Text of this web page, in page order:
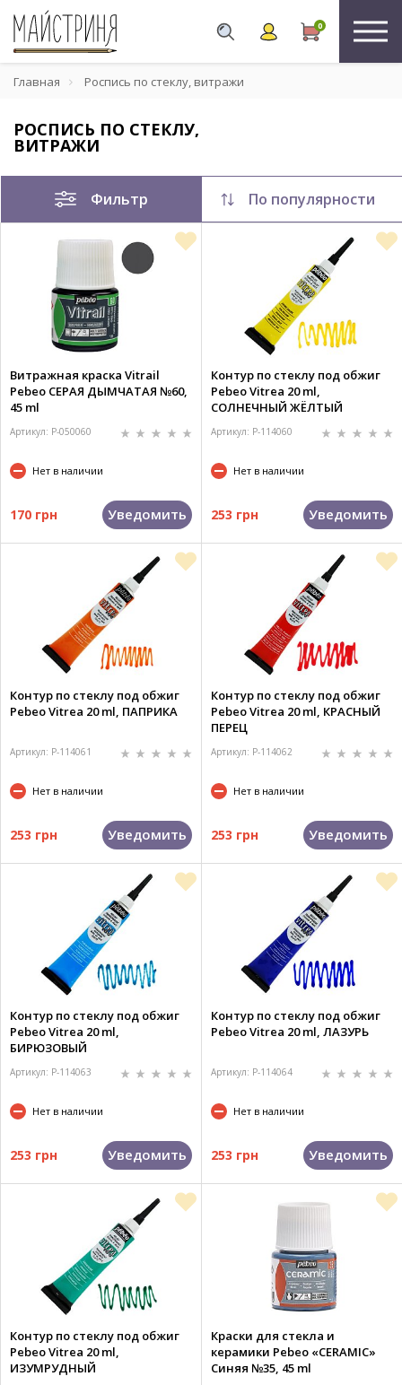
0
Главная Роспись по стеклу, витражи
РОСПИСЬ ПО СТЕКЛУ,
ВИТРАЖИ
Фильтр По популярности
Витражная краска Vitrail
Pebeo СЕРАЯ ДЫМЧАТАЯ №60,
45 ml
Артикул: P-050060
Нет в наличии
170 грн Уведомить
Контур по стеклу под обжиг
Pebeo Vitrea 20 ml,
СОЛНЕЧНЫЙ ЖЁЛТЫЙ
Артикул: P-114060
Нет в наличии
253 грн Уведомить
Контур по стеклу под обжиг
Pebeo Vitrea 20 ml, ПАПРИКА
Артикул: P-114061
Нет в наличии
253 грн Уведомить
Контур по стеклу под обжиг
Pebeo Vitrea 20 ml, КРАСНЫЙ
ПЕРЕЦ
Артикул: P-114062
Нет в наличии
253 грн Уведомить
Контур по стеклу под обжиг
Pebeo Vitrea 20 ml,
БИРЮЗОВЫЙ
Артикул: P-114063
Нет в наличии
253 грн Уведомить
Контур по стеклу под обжиг
Pebeo Vitrea 20 ml, ЛАЗУРЬ
Артикул: P-114064
Нет в наличии
253 грн Уведомить
Контур по стеклу под обжиг
Pebeo Vitrea 20 ml,
ИЗУМРУДНЫЙ
Краски для стекла и
керамики Pebeo «CERAMIC»
Синяя №35, 45 ml